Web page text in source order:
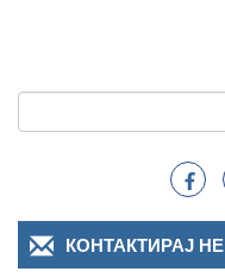
Search
Пребарување
КОНТАКТИРАЈ НЕ